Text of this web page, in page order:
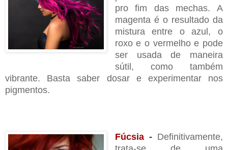
pro fim das mechas. A
magenta é o resultado da
mistura entre o azul, o
roxo e o vermelho e pode
ser usada de maneira
sútil, como também
vibrante. Basta saber dosar e experimentar nos
pigmentos.
Fúcsia -Definitivamente,